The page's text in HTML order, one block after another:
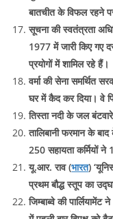
बातचीत के विफल रहने
सूचना की स्वतंत्रता
1977 में जारी किए गए
प्रयोगों में शामिल रहे हैं।
वर्मा की सेना समर्थित
घर में कैद कर दिया। वे
तिस्ता नदी के जल
तालिबानी फरमान के
250 सहायता कर्मियों
यू.आर. राव (भारत)
प्रथम बौद्ध स्तूप का
जिम्बाब्वे की